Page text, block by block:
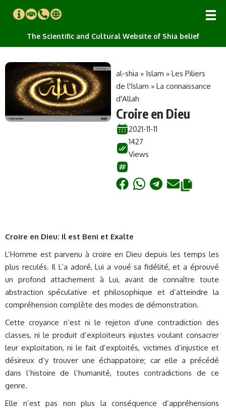
The Scientific and Cultural Website of Shia belief
al-shia » Islam » Les Piliers
de l'Islam » La connaissance
d'Allah
Croire en Dieu
2021-11-11
1427
Views
Croire en Dieu: Il est Beni et Exalte
L’Homme est parvenu à croire en Dieu depuis les temps les
plus reculés. Il L’a adoré, Lui a voué sa fidélité, et a éprouvé
un profond attachement à Lui, avant de connaître toute
abstraction spéculative et philosophique et d’atteindre la
compréhension complète des modes de démonstration.
Cette croyance n’est ni le rejeton d’une contradiction des
classes, ni le produit d’exploiteurs injustes voulant consacrer
leur exploitation, ni le fait d’exploités, victimes d’injustice et
désireux d’y trouver une échappatoire; car elle a précédé
dans l’histoire de l’humanité, toutes contradictions de ce
genre.
Elle n’est pas non plus la conséquence d’appréhensions